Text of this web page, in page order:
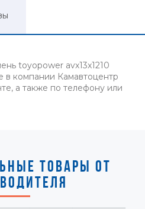
toyopower avx13x1210
в компании Камавтоцентр
а также по телефону или
ТОВАРЫ ОТ